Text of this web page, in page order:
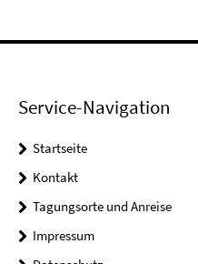
Service-Navigation
Startseite
Kontakt
Tagungsorte und Anreise
Impressum